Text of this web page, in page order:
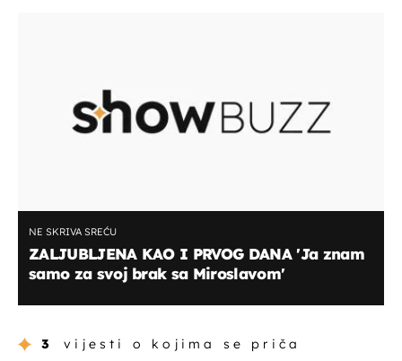
NE SKRIVA SREĆU
ZALJUBLJENA KAO I PRVOG DANA 'Ja znam
samo za svoj brak sa Miroslavom'
3 vijesti o kojima se priča